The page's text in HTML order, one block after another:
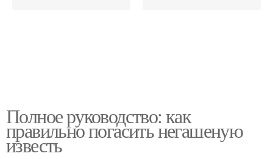
Полное руководство: как
правильно погасить негашеную
известь